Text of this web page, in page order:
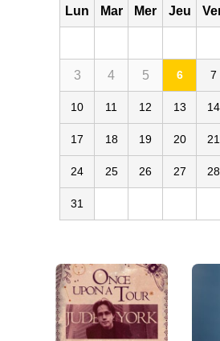
Lun Mar Mer Jeu
3 4 5 6 7
10 11 12 13 14
17 18 19 20 21
24 25 26 27 28
31